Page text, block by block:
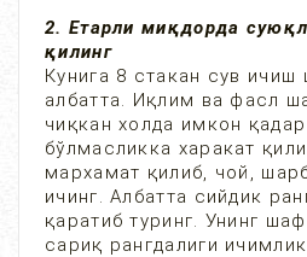
2. Етарли миқдорда
қилинг
Кунига 8 стакан сув ичиш
албатта. Иқлим ва фасл
чиқкан холда имкон
бўлмасликка харакат
мархамат қилиб, чой,
ичинг. Албатта сийдик
қаратиб туринг. Унинг
сариқ рангдалиги